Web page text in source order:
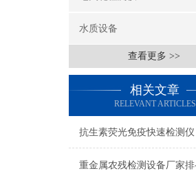
水质设备
查看更多 >>
相关文章
RELEVANT ARTICLES
抗生素荧光免疫快速检测仪